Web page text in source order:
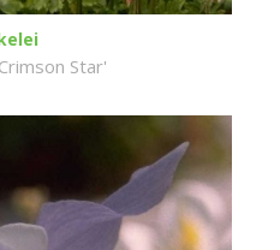
Star'